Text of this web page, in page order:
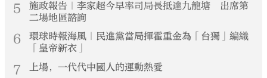
5
施政報告｜李家超今早率司局長抵達九龍塘 出席第
二場地區諮詢
6
環球時報海風｜民進黨當局揮霍重金為「台獨」編織
「皇帝新衣」
7 上場，一代代中國人的運動熱愛